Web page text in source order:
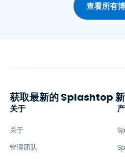
查看所有
关于
关于
管理团队
获取最新的 Splashtop